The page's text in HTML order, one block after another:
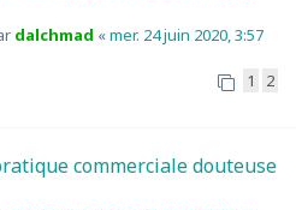
dalchmad «mer. 24 juin 2020, 3:57
1 2
commerciale douteuse